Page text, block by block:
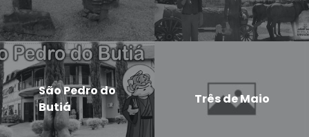
São Pedro do
Butiá
Três de Maio